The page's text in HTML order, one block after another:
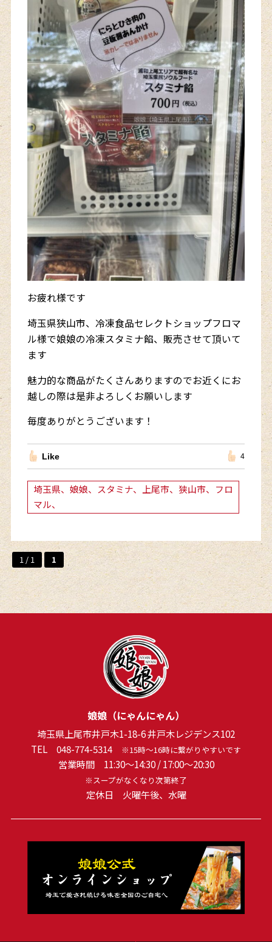
お疲れ様です
埼玉県狭山市、冷凍食品セレクトショップフロマ
ル様で娘娘の冷凍スタミナ餡、販売させて頂いて
ます
魅力的な商品がたくさんありますのでお近くにお
越しの際は是非よろしくお願いします
毎度ありがとうございます！
Like 4
埼玉県、娘娘、スタミナ、上尾市、狭山市、フロ
マル、
1 / 1 1
娘娘（にゃんにゃん）
埼玉県上尾市井戸木1-18-6 井戸木レジデンス102
TEL 048-774-5314 ※15時～16時に繋がりやすいです
営業時間 11:30～14:30 / 17:00～20:30
※スープがなくなり次第終了
定休日 火曜午後、水曜